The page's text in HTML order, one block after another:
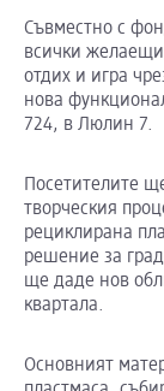
Съвместно с
всички желаещи
отдих и игра
нова
724, в Люлин 7.
Посетителите
творческия
рециклирана
решение за
ще даде нов
квартала.
Основният